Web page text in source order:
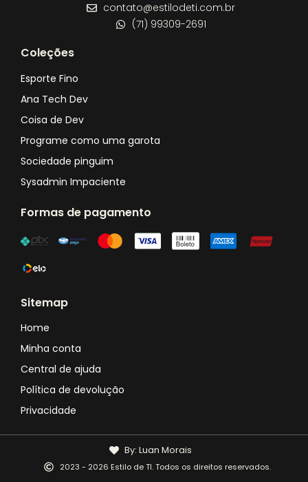
contato@estilodeti.com.br
(71) 99309-2691
Coleções
Esporte Fino
Ana Tech Dev
Coisa de Dev
Programe como uma garota
Sociedade pinguim
Sysadmin Impaciente
Formas de pagamento
Sitemap
Home
Minha conta
Central de ajuda
Política de devolução
Privacidade
2023 - 2026 Estilo de TI. Todos os direitos reservados.
By: Luan Morais